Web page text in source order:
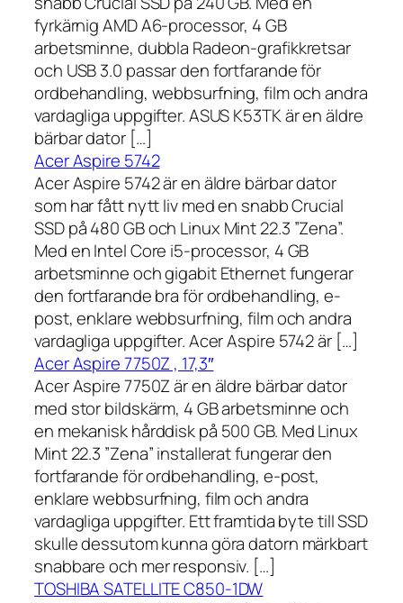
fyrkärnig AMD A6-processor, 4 GB
arbetsminne, dubbla Radeon-grafikkretsar
och USB 3.0 passar den fortfarande för
ordbehandling, webbsurfning, film och andra
vardagliga uppgifter. ASUS K53TK är en äldre
bärbar dator […]
Acer Aspire 5742
Acer Aspire 5742 är en äldre bärbar dator
som har fått nytt liv med en snabb Crucial
SSD på 480 GB och Linux Mint 22.3 ”Zena”.
Med en Intel Core i5-processor, 4 GB
arbetsminne och gigabit Ethernet fungerar
den fortfarande bra för ordbehandling, e-
post, enklare webbsurfning, film och andra
vardagliga uppgifter. Acer Aspire 5742 är […]
Acer Aspire 7750Z , 17,3″
Acer Aspire 7750Z är en äldre bärbar dator
med stor bildskärm, 4 GB arbetsminne och
en mekanisk hårddisk på 500 GB. Med Linux
Mint 22.3 ”Zena” installerat fungerar den
fortfarande för ordbehandling, e-post,
enklare webbsurfning, film och andra
vardagliga uppgifter. Ett framtida byte till SSD
skulle dessutom kunna göra datorn märkbart
snabbare och mer responsiv. […]
TOSHIBA SATELLITE C850-1DW